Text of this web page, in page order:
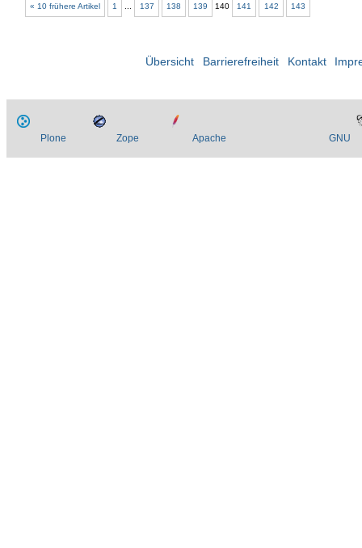
« 10 frühere Artikel 1 137 138 139 140 141 142 143
Übersicht Barrierefreiheit Kontakt
Plone Zope Apache GNU